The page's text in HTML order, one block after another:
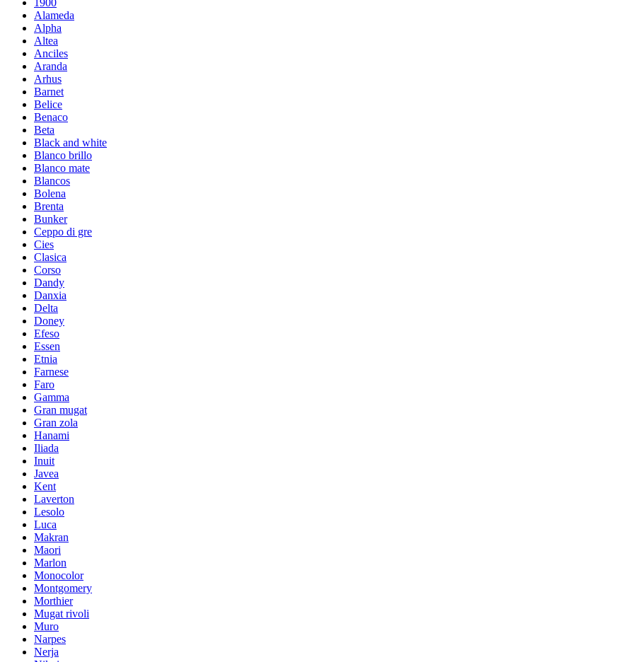
Alameda
Alpha
Altea
Anciles
Aranda
Arhus
Barnet
Belice
Benaco
Beta
Black and white
Blanco brillo
Blanco mate
Blancos
Bolena
Brenta
Bunker
Ceppo di gre
Cies
Clasica
Corso
Dandy
Danxia
Delta
Doney
Efeso
Essen
Etnia
Farnese
Faro
Gamma
Gran mugat
Gran zola
Hanami
Iliada
Inuit
Javea
Kent
Laverton
Lesolo
Luca
Makran
Maori
Marlon
Monocolor
Montgomery
Morthier
Mugat rivoli
Muro
Narpes
Nerja